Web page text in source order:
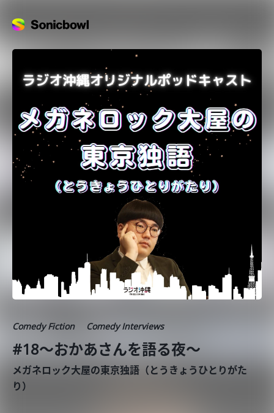
Comedy Fiction Comedy Interviews
#18〜おかあさんを語る夜〜
メガネロック大屋の東京独語（とうきょうひとりがた
り）